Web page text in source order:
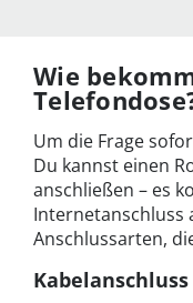
Wie
Um die Frage
Du kannst einen
anschließen – es
Internetanschluss
Anschlussarten,
Kabelanschluss